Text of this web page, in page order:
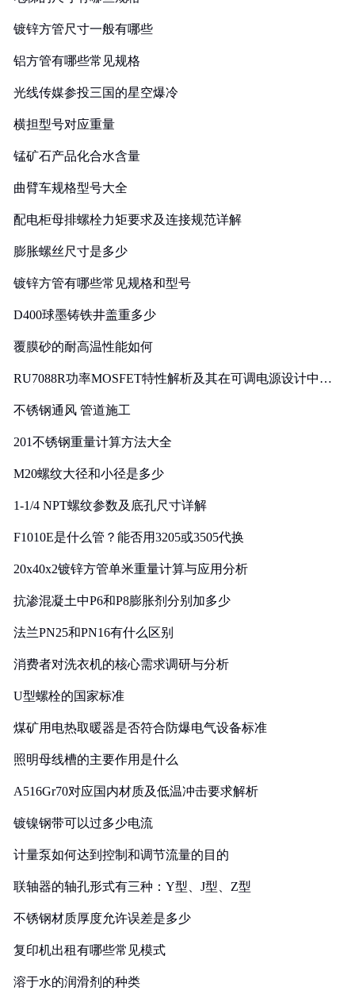
镀锌方管尺寸一般有哪些
铝方管有哪些常见规格
光线传媒参投三国的星空爆冷
横担型号对应重量
锰矿石产品化合水含量
曲臂车规格型号大全
配电柜母排螺栓力矩要求及连接规范详解
膨胀螺丝尺寸是多少
镀锌方管有哪些常见规格和型号
D400球墨铸铁井盖重多少
覆膜砂的耐高温性能如何
RU7088R功率MOSFET特性解析及其在可调电源设计中的
不锈钢通风 管道施工
201不锈钢重量计算方法大全
M20螺纹大径和小径是多少
1-1/4 NPT螺纹参数及底孔尺寸详解
F1010E是什么管？能否用3205或3505代换
20x40x2镀锌方管单米重量计算与应用分析
抗渗混凝土中P6和P8膨胀剂分别加多少
法兰PN25和PN16有什么区别
消费者对洗衣机的核心需求调研与分析
U型螺栓的国家标准
煤矿用电热取暖器是否符合防爆电气设备标准
照明母线槽的主要作用是什么
A516Gr70对应国内材质及低温冲击要求解析
镀镍钢带可以过多少电流
计量泵如何达到控制和调节流量的目的
联轴器的轴孔形式有三种：Y型、J型、Z型
不锈钢材质厚度允许误差是多少
复印机出租有哪些常见模式
溶于水的润滑剂的种类